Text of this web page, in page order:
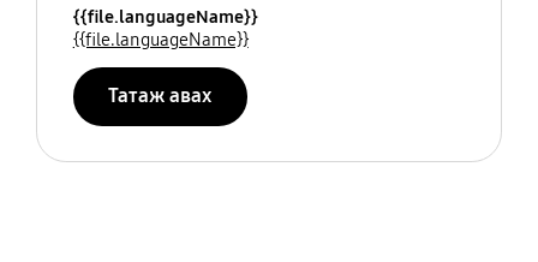
{{file.languageName}}
{{file.languageName}}
Татаж авах